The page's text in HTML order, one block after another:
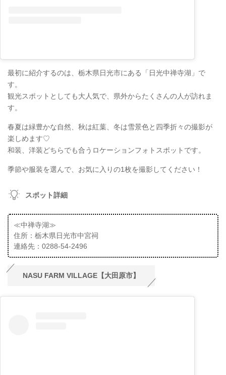
最初に紹介するのは、栃木県日光市にある「日光中禅寺湖」で
す。
観光スポットとしても大人気で、県外からたくさんの人が訪れま
す。
春夏は緑豊かな自然、秋は紅葉、冬は雪景色と四季折々の撮影が
楽しめます♡
和装、洋装どちらでも合うロケーションフォトスポットです。
季節や服装を選んで、お気に入りの1枚を撮影してください！
スポット詳細
≪中禅寺湖≫
住所：栃木県日光市中宮祠
連絡先：0288-54-2496
NASU FARM VILLAGE【大田原市】